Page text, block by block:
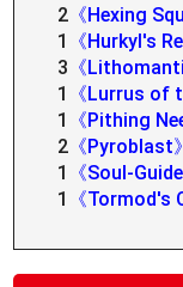
2 《Hexing
1
《Hurkyl's
3 《
1
《Lurrus of
1
《Pithing
2 《Pyroblast》
1
《Soul-
1
《Tormod's